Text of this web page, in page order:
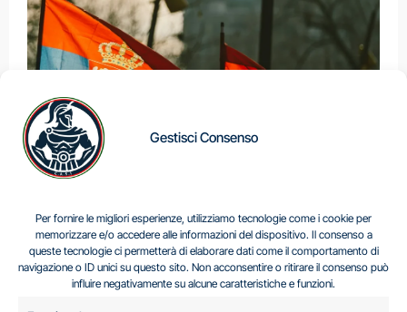
Gestisci Consenso
Per fornire le migliori esperienze, utilizziamo tecnologie come i cookie per
memorizzare e/o accedere alle informazioni del dispositivo. Il consenso a
queste tecnologie ci permetterà di elaborare dati come il comportamento di
navigazione o ID unici su questo sito. Non acconsentire o ritirare il consenso può
influire negativamente su alcune caratteristiche e funzioni.
Centro Analisi e Studi Italus © Tutti i diritti riservati